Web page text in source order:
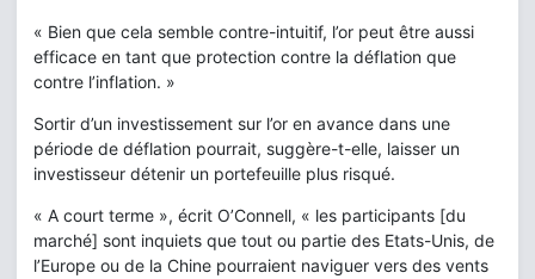
« Bien que cela semble contre-intuitif, l’or peut être aussi
efficace en tant que protection contre la déflation que
contre l’inflation. »
Sortir d’un investissement sur l’or en avance dans une
période de déflation pourrait, suggère-t-elle, laisser un
investisseur détenir un portefeuille plus risqué.
« A court terme », écrit O’Connell, « les participants [du
marché] sont inquiets que tout ou partie des Etats-Unis, de
l’Europe ou de la Chine pourraient naviguer vers des vents